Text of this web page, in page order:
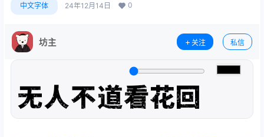
中文字体 24年12月14日 0
坊主 关注 私信
无人不道看花回